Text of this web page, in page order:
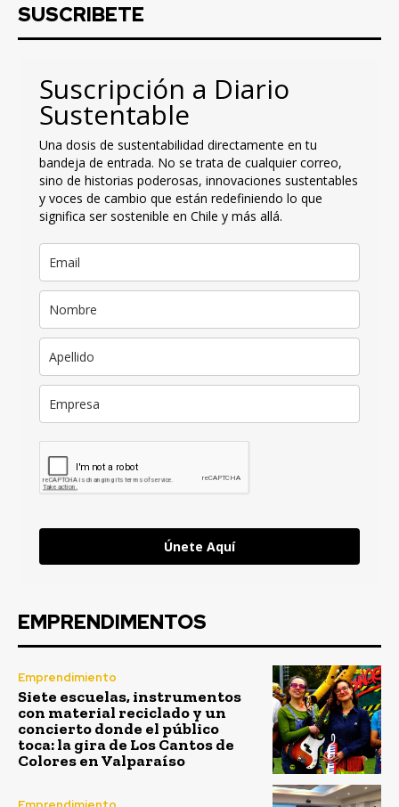
SUSCRIBETE
Suscripción a Diario
Sustentable
Una dosis de sustentabilidad directamente en tu
bandeja de entrada. No se trata de cualquier correo,
sino de historias poderosas, innovaciones sustentables
y voces de cambio que están redefiniendo lo que
significa ser sostenible en Chile y más allá.
Únete Aquí
EMPRENDIMENTOS
Emprendimiento
Siete escuelas, instrumentos
con material reciclado y un
concierto donde el público
toca: la gira de Los Cantos de
Colores en Valparaíso